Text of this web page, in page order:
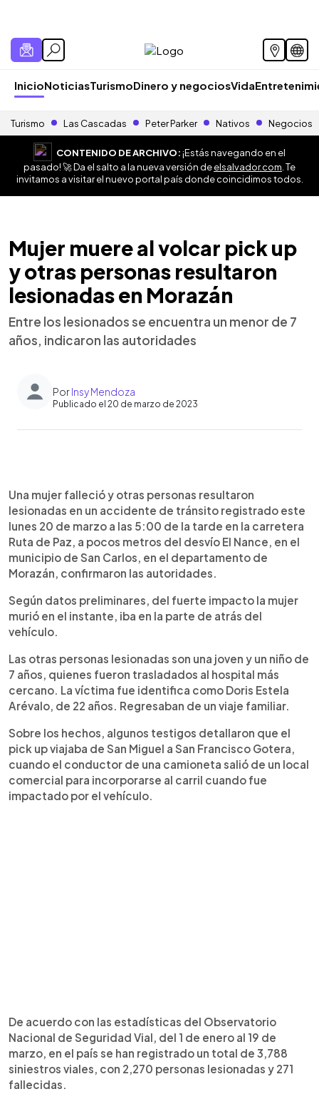
InicioNoticiasTurismoDinero y negociosVida
Turismo Las Cascadas Peter Parker Nativos Negocios
CONTENIDO DE ARCHIVO:¡Estás navegando en el
pasado! 🚀 Da el salto a la nueva versión deelsalvador.com . Te
invitamos a visitar el nuevo portal país donde coincidimos todos.
Mujer muere al volcar pick up
y otras personas resultaron
lesionadas en Morazán
Entre los lesionados se encuentra un menor de 7
años, indicaron las autoridades
PorInsy Mendoza
Publicado el 20 de marzo de 2023
► Escuchar artículo
Una mujer falleció y otras personas resultaron
lesionadas en un accidente de tránsito registrado este
lunes 20 de marzo a las 5:00 de la tarde en la carretera
Ruta de Paz, a pocos metros del desvío El Nance, en el
municipio de San Carlos, en el departamento de
Morazán, confirmaron las autoridades.
Según datos preliminares, del fuerte impacto la mujer
murió en el instante, iba en la parte de atrás del
vehículo.
Las otras personas lesionadas son una joven y un niño de
7 años, quienes fueron trasladados al hospital más
cercano. La víctima fue identifica como Doris Estela
Arévalo, de 22 años. Regresaban de un viaje familiar.
Sobre los hechos, algunos testigos detallaron que el
pick up viajaba de San Miguel a San Francisco Gotera,
cuando el conductor de una camioneta salió de un local
comercial para incorporarse al carril cuando fue
impactado por el vehículo.
De acuerdo con las estadísticas del Observatorio
Nacional de Seguridad Vial, del 1 de enero al 19 de
marzo, en el país se han registrado un total de 3,788
siniestros viales, con 2,270 personas lesionadas y 271
fallecidas.